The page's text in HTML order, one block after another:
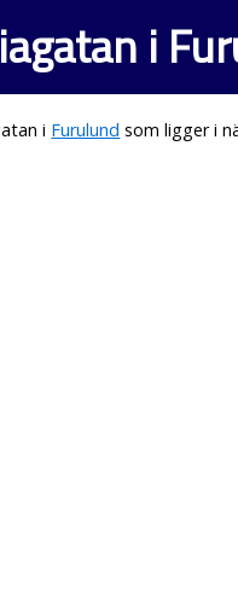
i
i Furulund som ligger i